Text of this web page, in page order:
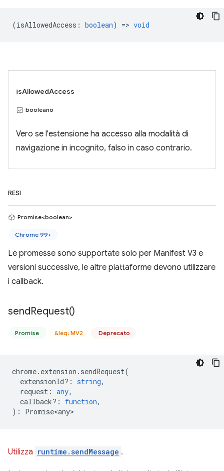
(isAllowedAccess : boolean) => void
isAllowedAccess
booleano
Vero se l'estensione ha accesso alla modalità di
navigazione in incognito, falso in caso contrario.
RESI
Promise<boolean>
Chrome 99+
Le promesse sono supportate solo per Manifest V3 e
versioni successive, le altre piattaforme devono utilizzare
i callback.
sendRequest()
Promise &leq; MV2 Deprecato
chrome. extension . sendRequest(
extensionId? : string,
request : any,
callback? : function,
) : Promise<any>
Utilizza runtime.sendMessage .